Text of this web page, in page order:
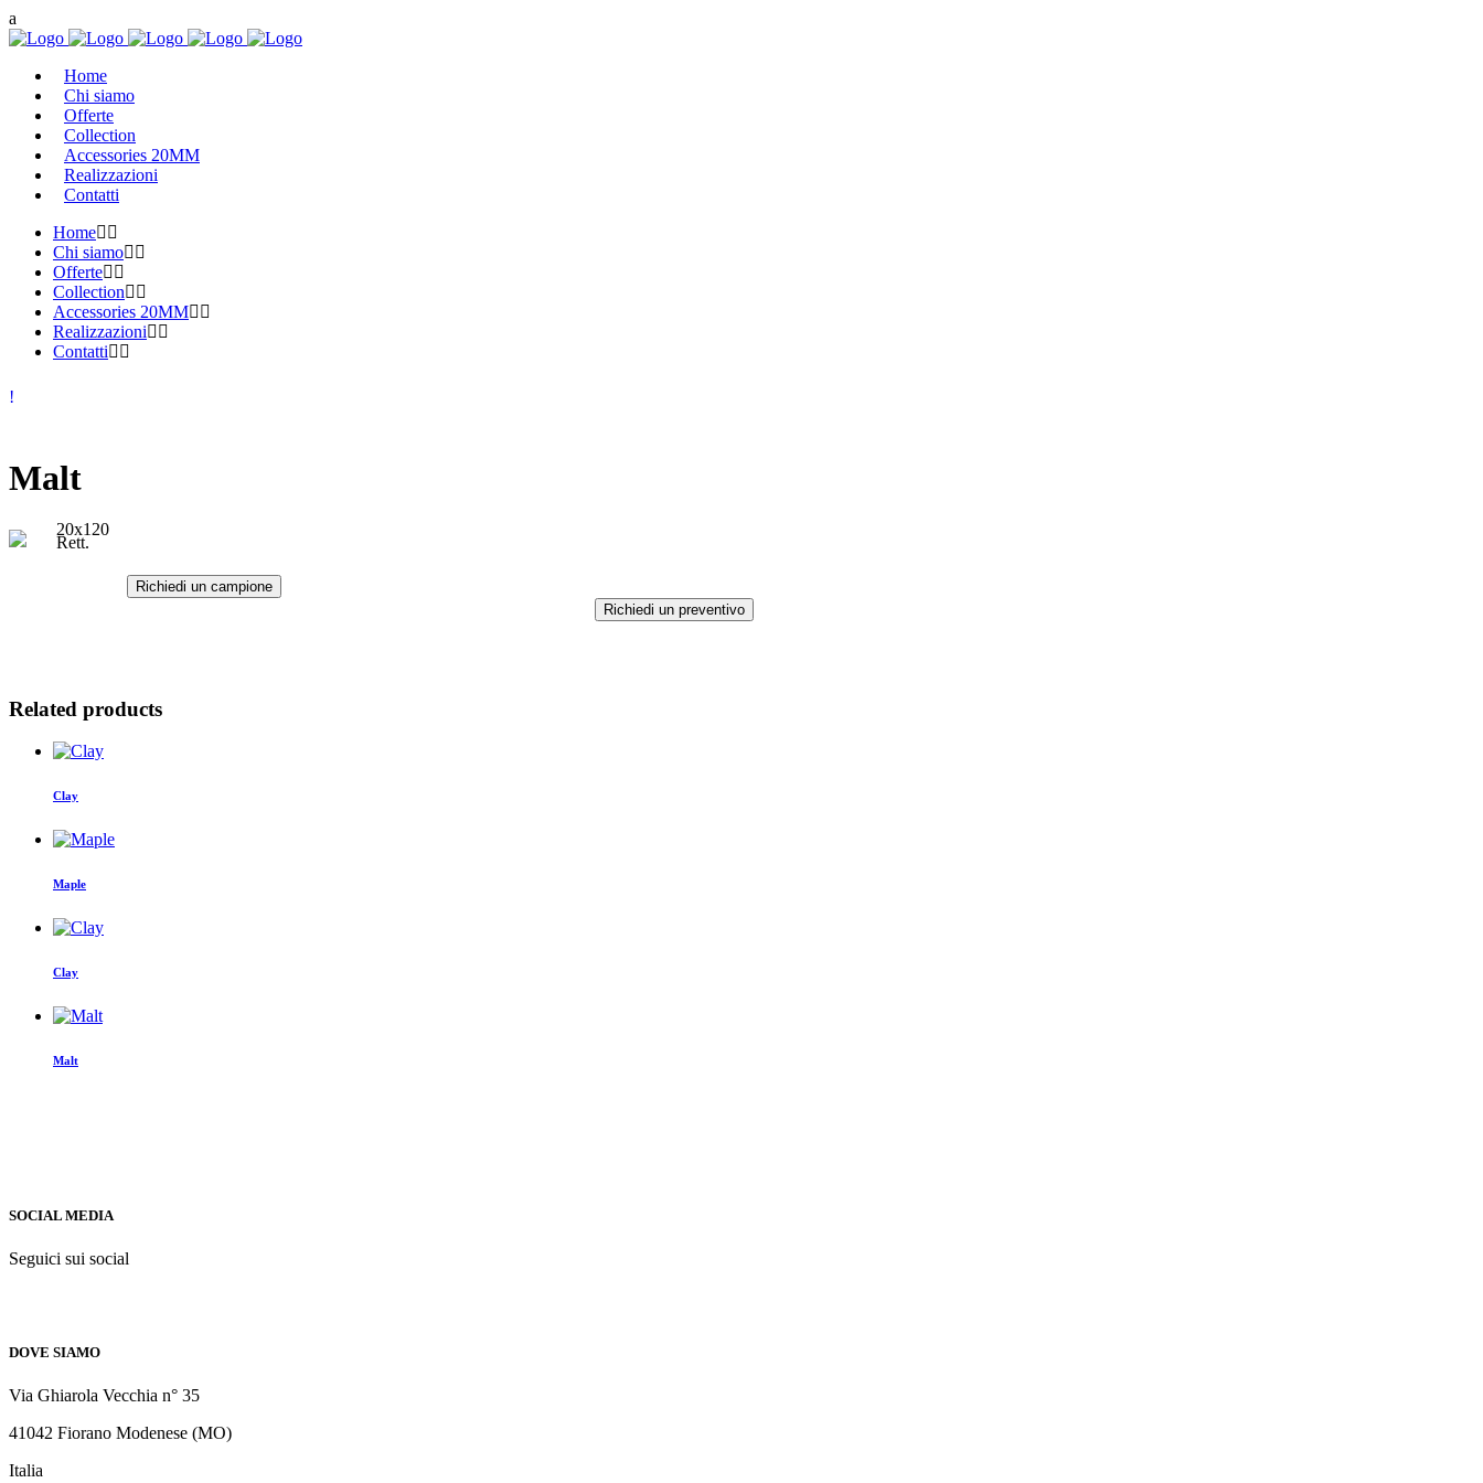
Home
Chi siamo
Offerte
Collection
Accessories 20MM
Realizzazioni
Contatti
Home
Chi siamo
Offerte
Collection
Accessories 20MM
Realizzazioni
Contatti
Malt
20x120
Rett.
Richiedi un campione
Richiedi un preventivo
Related products
Clay
Maple
Clay
Malt
SOCIAL MEDIA
Seguici sui social
DOVE SIAMO
Via Ghiarola Vecchia n° 35
41042 Fiorano Modenese (MO)
Italia